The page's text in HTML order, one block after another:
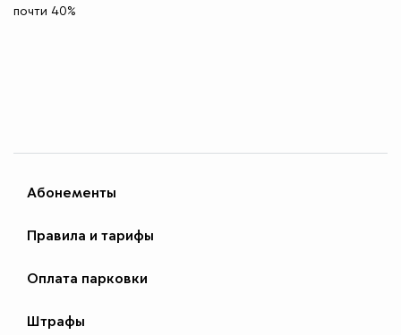
почти 40%
Абонементы
Правила и тарифы
Оплата парковки
Штрафы